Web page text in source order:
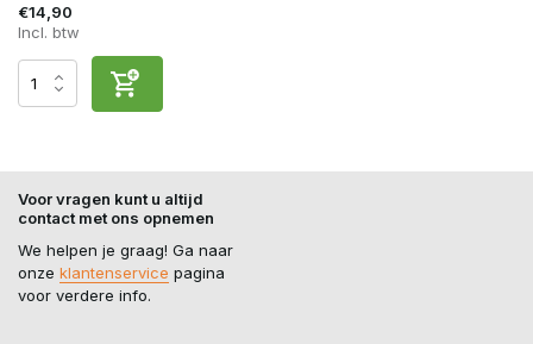
€14,90
Incl. btw
Voor vragen kunt u altijd
contact met ons opnemen
We helpen je graag! Ga naar
onze klantenservice pagina
voor verdere info.